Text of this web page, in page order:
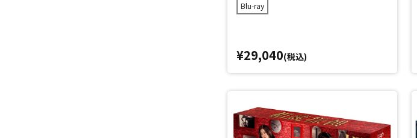
Blu-ray
¥29,040(税込)